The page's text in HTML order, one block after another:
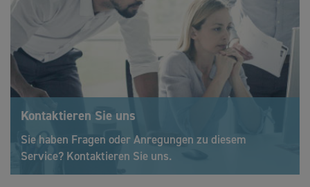
Kontaktieren Sie uns
Sie haben Fragen oder Anregungen zu diesem
Service? Kontaktieren Sie uns.